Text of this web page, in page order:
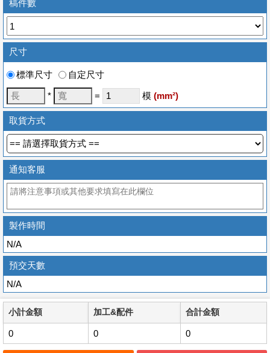
稿件數
尺寸
標準尺寸 自定尺寸
* = 模 (mm²)
取貨方式
通知客服
製作時間
N/A
預交天數
N/A
小計金額 加工&配件 合計金額
0 0 0